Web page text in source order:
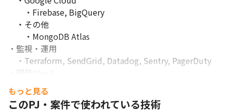
・Firebase, BigQuery
・その他
・MongoDB Atlas
・監視・運用
・Terraform, SendGrid, Datadog, Sentry, PagerDuty
・開発ツール
・Cursor, GitHub, GitHub Copilot, Slack, Docker,
OrbStack, MagicPod, CircleCI, GitHub Actions
もっと見る
このPJ・案件で使われている技術